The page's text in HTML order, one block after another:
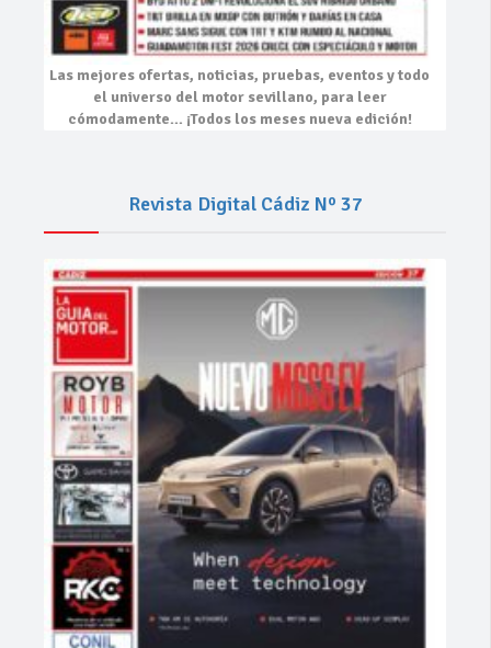
Las mejores ofertas, noticias, pruebas, eventosy todo
el universo del motor sevillano, para leer
cómodamente… ¡Todos los meses nueva edición!
Revista Digital Cádiz Nº 37